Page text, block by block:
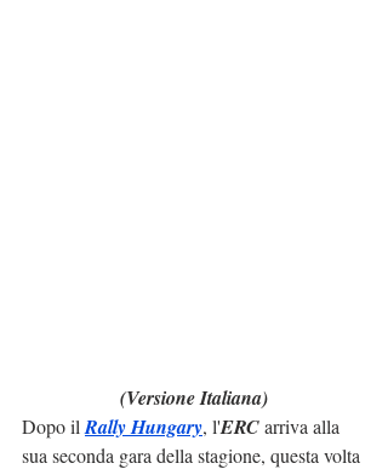
(Versione Italiana)
Dopo il Rally Hungary, l'ERC arriva alla
sua seconda gara della stagione, questa volta